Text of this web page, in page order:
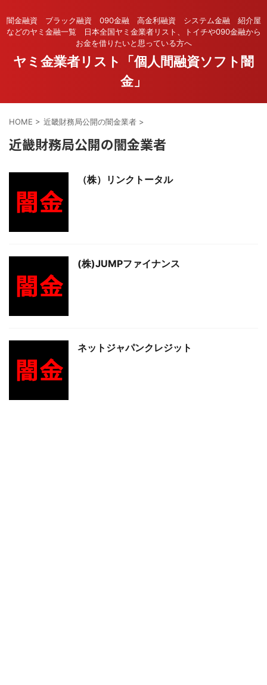
闇金融資 ブラック融資 090金融 高金利融資 システム金融 紹介屋
などのヤミ金融一覧 日本全国ヤミ金業者リスト、トイチや090金融から
お金を借りたいと思っている方へ
ヤミ金業者リスト「個人間融資ソフト闇
金」
HOME > 近畿財務局公開の闇金業者 >
近畿財務局公開の闇金業者
（株）リンクトータル
(株)JUMPファイナンス
ネットジャパンクレジット